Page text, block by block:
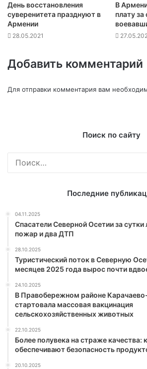
День восстановления
суверенитета празднуют в
Армении
28.05.2021
В
плату за
Добавить комментарий
Для отправки комментария вам
Поиск по сайту
Последние
04.11.2025
Спасатели Северной Осетии за сутки
пожар и два ДТП
28.10.2025
Туристический поток в Северную
месяцев 2025 года вырос почти
24.10.2025
В Правобережном районе
стартовала массовая вакцинация
сельскохозяйственных животных
22.10.2025
Более полувека на страже качества:
обеспечивают безопасность
20.10.2025